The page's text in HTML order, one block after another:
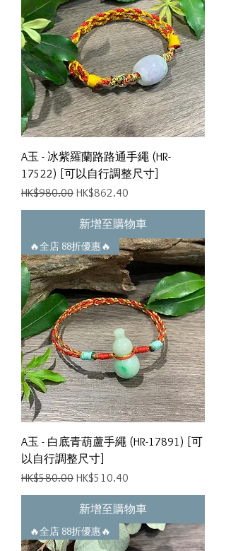
A玉 - 冰紫羅蘭路路通手繩 (HR-
17522) [可以自行調整尺寸]
一般價格
HK$980.00 促銷價格
HK$862.40
新增至購物車
🔥全店 88折優惠🔥
A玉 - 白底青葫蘆手繩 (HR-17891) [可
以自行調整尺寸]
一般價格
HK$580.00 促銷價格
HK$510.40
新增至購物車
🔥全店 88折優惠🔥